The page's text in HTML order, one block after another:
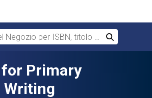
principale
Negozio per ISBN, titolo o autore
Cerca
for Primary
Writing